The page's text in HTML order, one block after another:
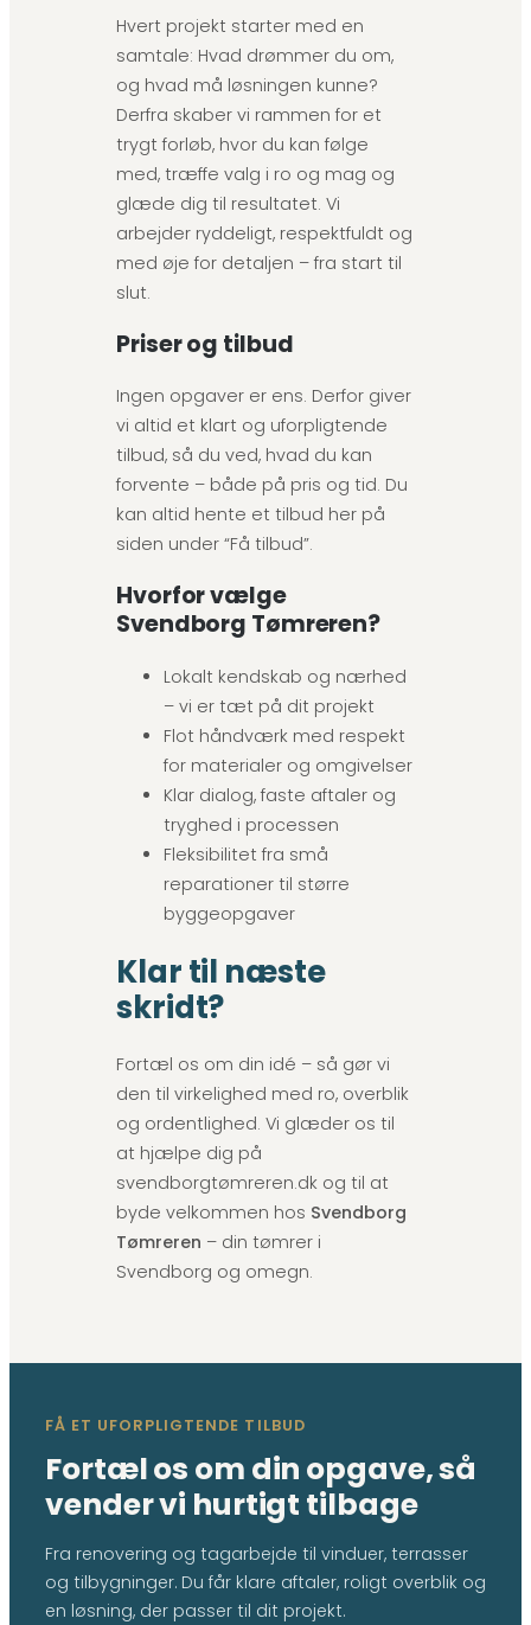
Hvert projekt starter med en
samtale: Hvad drømmer du om,
og hvad må løsningen kunne?
Derfra skaber vi rammen for et
trygt forløb, hvor du kan følge
med, træffe valg i ro og mag og
glæde dig til resultatet. Vi
arbejder ryddeligt, respektfuldt og
med øje for detaljen – fra start til
slut.
Priser og tilbud
Ingen opgaver er ens. Derfor giver
vi altid et klart og uforpligtende
tilbud, så du ved, hvad du kan
forvente – både på pris og tid. Du
kan altid hente et tilbud her på
siden under “Få tilbud”.
Hvorfor vælge
Svendborg Tømreren?
Lokalt kendskab og nærhed
– vi er tæt på dit projekt
Flot håndværk med respekt
for materialer og omgivelser
Klar dialog, faste aftaler og
tryghed i processen
Fleksibilitet fra små
reparationer til større
byggeopgaver
Klar til næste
skridt?
Fortæl os om din idé – så gør vi
den til virkelighed med ro, overblik
og ordentlighed. Vi glæder os til
at hjælpe dig på
svendborgtømreren.dk og til at
byde velkommen hos Svendborg
Tømreren – din tømrer i
Svendborg og omegn.
FÅ ET UFORPLIGTENDE TILBUD
Fortæl os om din opgave, så
vender vi hurtigt tilbage
Fra renovering og tagarbejde til vinduer, terrasser
og tilbygninger. Du får klare aftaler, roligt overblik og
en løsning, der passer til dit projekt.